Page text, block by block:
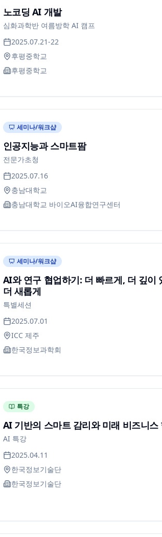
노코딩 AI 개발
심화과학반 여름방학 AI 캠프
2025.07.21-22
후평중학교
후평중학교
세미나/워크샵
인공지능과 스마트팜
전문가초청
2025.07.16
충남대학교
충남대학교 바이오AI융합연구센터
세미나/워크샵
AI와 연구 협업하기: 더 빠르게, 더 깊이
더 새롭게
특별세션
2025.07.01
ICC 제주
한국정보과학회
특강
AI 기반의 스마트 감리와 미래 비즈니스
AI 특강
2025.04.11
한국정보기술단
한국정보기술단